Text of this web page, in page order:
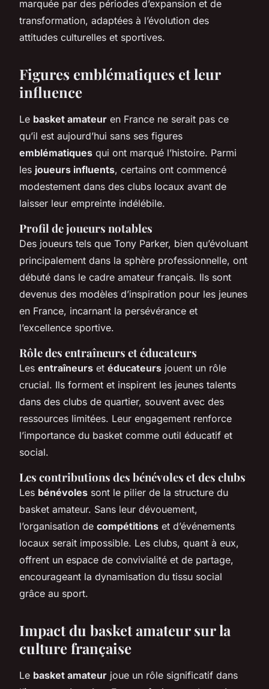
marquée par des périodes d’expansion et de
transformation, adaptées à l’évolution des
attitudes culturelles et sportives.
Figures emblématiques et leur
influence
Le basket amateur en France ne serait pas ce
qu’il est aujourd’hui sans ses figures
emblématiques qui ont marqué l’histoire. Parmi
les joueurs influents, certains ont commencé
modestement dans des clubs locaux avant de
laisser leur empreinte indélébile.
Profil de joueurs notables
Des joueurs tels que Tony Parker, bien qu’évoluant
principalement dans la sphère professionnelle, ont
débuté dans le cadre amateur français. Ils sont
devenus des modèles d’inspiration pour les jeunes
en France, incarnant la persévérance et
l’excellence sportive.
Rôle des entraîneurs et éducateurs
Les entraîneurs et éducateurs jouent un rôle
crucial. Ils forment et inspirent les jeunes talents
dans des clubs de quartier, souvent avec des
ressources limitées. Leur engagement renforce
l’importance du basket comme outil éducatif et
social.
Les contributions des bénévoles et des clubs
Les bénévoles sont le pilier de la structure du
basket amateur. Sans leur dévouement,
l’organisation de compétitions et d’événements
locaux serait impossible. Les clubs, quant à eux,
offrent un espace de convivialité et de partage,
encourageant la dynamisation du tissu social
grâce au sport.
Impact du basket amateur sur la
culture française
Le basket amateur joue un rôle significatif dans